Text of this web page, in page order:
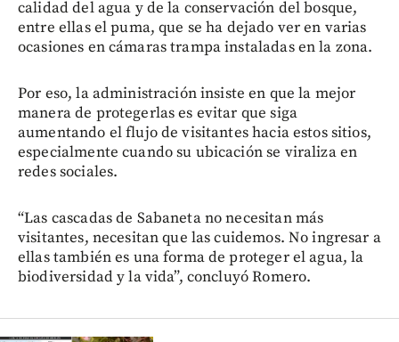
calidad del agua y de la conservación del bosque,
entre ellas el puma, que se ha dejado ver en varias
ocasiones en cámaras trampa instaladas en la zona.
Por eso, la administración insiste en que la mejor
manera de protegerlas es evitar que siga
aumentando el flujo de visitantes hacia estos sitios,
especialmente cuando su ubicación se viraliza en
redes sociales.
“Las cascadas de Sabaneta no necesitan más
visitantes, necesitan que las cuidemos. No ingresar a
ellas también es una forma de proteger el agua, la
biodiversidad y la vida”, concluyó Romero.